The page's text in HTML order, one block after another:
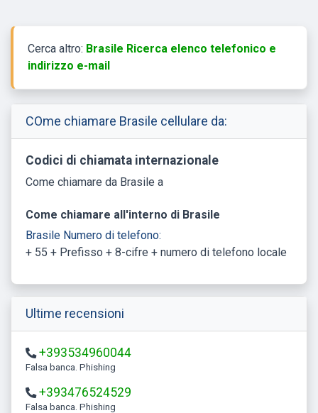
Cerca altro: Brasile Ricerca elenco telefonico e
indirizzo e-mail
COme chiamare Brasile cellulare da:
Codici di chiamata internazionale
Come chiamare da Brasile a
Come chiamare all'interno di Brasile
Brasile Numero di telefono:
+ 55 + Prefisso + 8-cifre + numero di telefono locale
Ultime recensioni
+393534960044
Falsa banca. Phishing
+393476524529
Falsa banca. Phishing